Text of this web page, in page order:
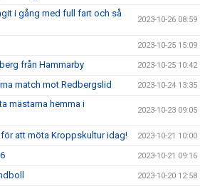
i gång med full fart och så
2023-10-26 08:59
2023-10-25 15:09
från Hammarby 2023-10-25 10:42
match mot Redbergslid 2023-10-24 13:35
mästarna hemma i
2023-10-23 09:05
att möta Kroppskultur idag! 2023-10-21 10:00
2023-10-21 09:16
2023-10-20 12:58